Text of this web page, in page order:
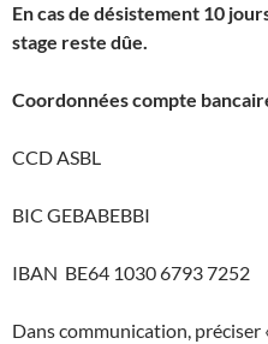
En cas de désistement 10
stage reste dûe.
Coordonnées compte
CCD ASBL
BIC GEBABEBBI
IBAN BE64 1030 6793 7252
Dans communication, préciser